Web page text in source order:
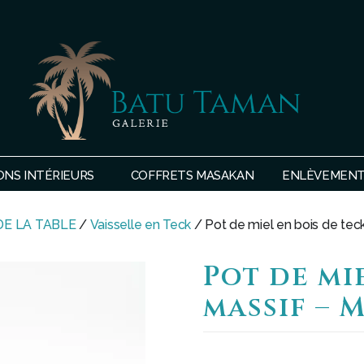
BATU
TAMAN
INTÉRIEURS COFFRETS MASAKAN
LA TABLE/ Vaisselle en Teck / Pot de miel en bois de
Pot de
massif –